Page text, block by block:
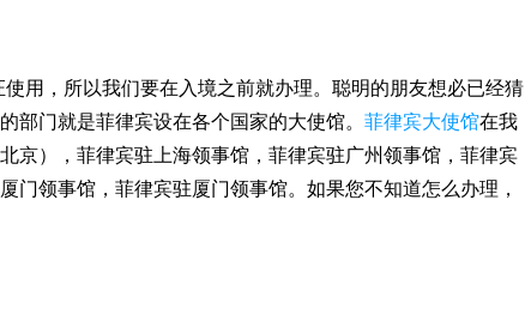
用，所以我们要在入境之前就办理。聪明的朋友想必已经猜
的部门就是菲律宾设在各个国家的大使馆。 菲律宾大使馆在我
京），菲律宾驻上海领事馆，菲律宾驻广州领事馆，菲律宾
门领事馆，菲律宾驻厦门领事馆。如果您不知道怎么办理，